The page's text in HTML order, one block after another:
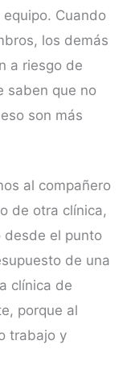
Cuando
los demás
a riesgo de
saben que no
son más
al compañero
de otra clínica,
desde el punto
de una
clínica de
porque al
trabajo y